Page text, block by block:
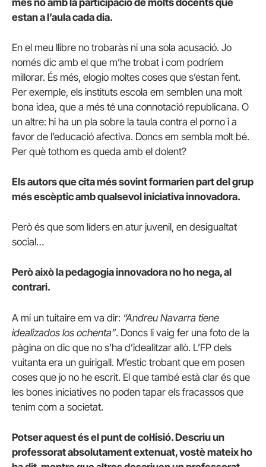
estan a l’aula cada dia.
En el meu llibre no trobaràs ni una sola acusació. Jo
només dic amb el que m’he trobat i com podríem
millorar. És més, elogio moltes coses que s’estan fent.
Per exemple, els instituts escola em semblen una molt
bona idea, que a més té una connotació republicana. O
un altre: hi ha un pla sobre la taula contra el porno i a
favor de l’educació afectiva. Doncs em sembla molt bé.
Per què tothom es queda amb el dolent?
Els autors que cita més sovint formarien part del grup
més escèptic amb qualsevol iniciativa innovadora.
Però és que som líders en atur juvenil, en desigualtat
social…
Però això la pedagogia innovadora no ho nega, al
contrari.
A mi un tuitaire em va dir: “Andreu Navarra tiene
idealizados los ochenta”. Doncs li vaig fer una foto de la
pàgina on dic que no s’ha d’idealitzar allò. L’FP dels
vuitanta era un guirigall. M’estic trobant que em posen
coses que jo no he escrit. El que també està clar és que
les bones iniciatives no poden tapar els fracassos que
tenim com a societat.
Potser aquest és el punt de col·lisió. Descriu un
professorat absolutament extenuat, vostè mateix ho